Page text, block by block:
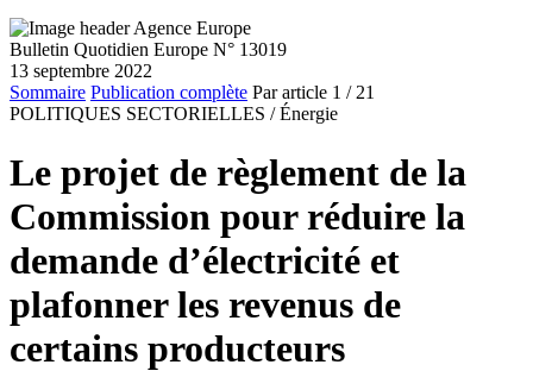
Bulletin Quotidien Europe N° 13019
13 septembre 2022
Sommaire Publication complète Par article 1 / 21
POLITIQUES SECTORIELLES / Énergie
Le projet de règlement de la
Commission pour réduire la
demande d’électricité et
plafonner les revenus de
certains producteurs